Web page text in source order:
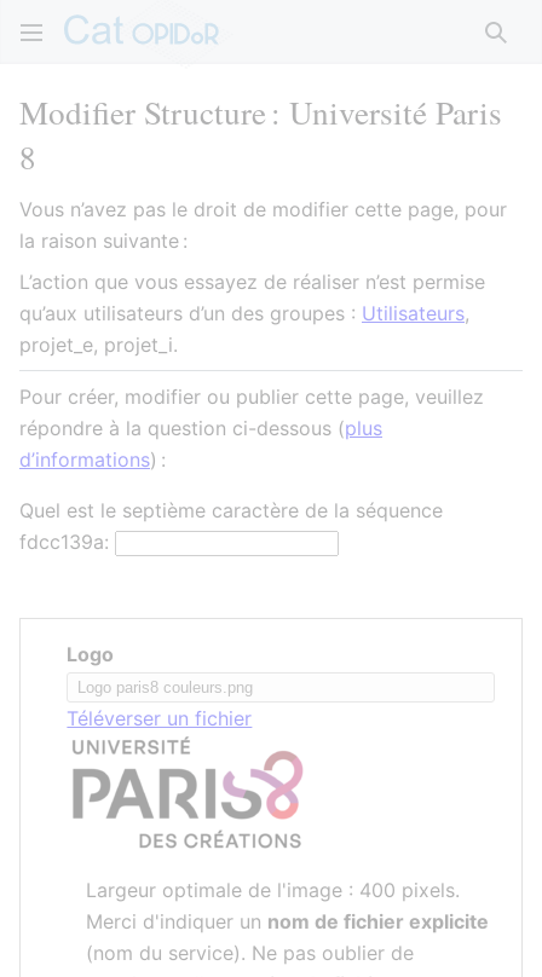
Modifier Structure : Université Paris
8
Vous n’avez pas le droit de modifier cette page, pour
la raison suivante :
L’action que vous essayez de réaliser n’est permise
qu’aux utilisateurs d’un des groupes : Utilisateurs,
projet_e, projet_i.
Pour créer, modifier ou publier cette page, veuillez
répondre à la question ci-dessous (plus
d’informations) :
Quel est le septième caractère de la séquence
fdcc139a:
Logo
Téléverser un fichier
Largeur optimale de l'image : 400 pixels.
Merci d'indiquer un nom de fichier explicite
(nom du service). Ne pas oublier de